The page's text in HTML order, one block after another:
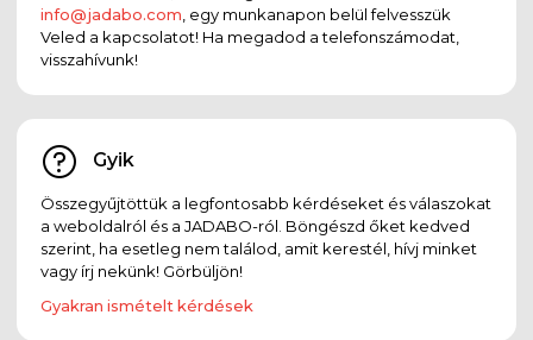
info@jadabo.com , egy munkanapon belül felvesszük
Veled a kapcsolatot! Ha megadod a telefonszámodat,
visszahívunk!
Gyik
Összegyűjtöttük a legfontosabb kérdéseket és válaszokat
a weboldalról és a JADABO-ról. Böngészd őket kedved
szerint, ha esetleg nem találod, amit kerestél, hívj minket
vagy írj nekünk! Görbüljön!
Gyakran ismételt kérdések